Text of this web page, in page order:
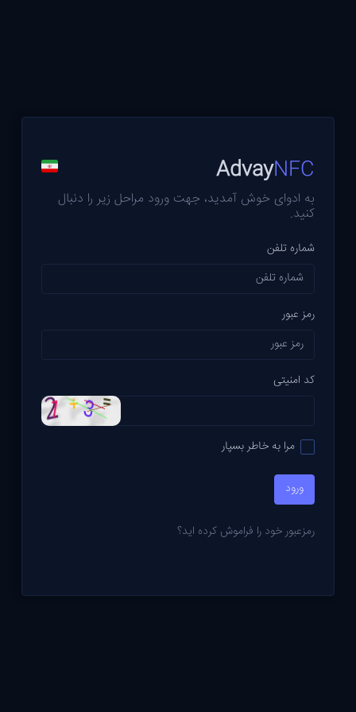
AdvayNFC
به ادوای خوش آمدید، جهت ورود مراحل زیر را دنبال
کنید.
شماره تلفن
رمز عبور
کد امنیتی
مرا به خاطر بسپار
ورود
رمزعبور خود را فراموش کرده اید؟